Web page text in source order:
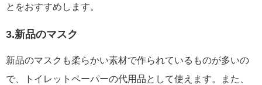
とをおすすめします。
3.新品のマスク
新品のマスクも柔らかい素材で作られているものが多いの
で、トイレットペーパーの代用品として使えます。また、